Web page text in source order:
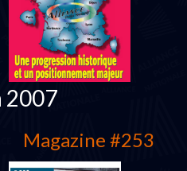
2007
Magazine #253